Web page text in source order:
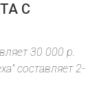
С
30 000 р.
составляет 2-